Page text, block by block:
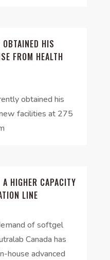
HIS
FROM HEALTH
obtained his
facilities at 275
HIGHER CAPACITY
LINE
of softgel
Canada has
house advanced